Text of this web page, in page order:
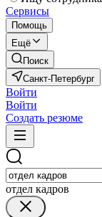
Сервисы
Помощь
Ещё
Поиск
Санкт-Петербург
Войти
Войти
Создать резюме
отдел кадров